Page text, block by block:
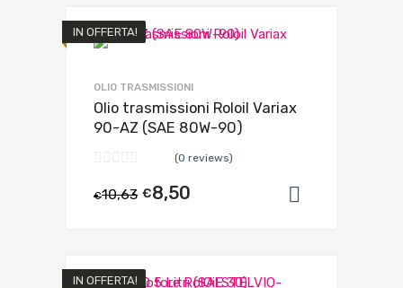
IN OFFERTA!
OLIO TRASMISSIONI
Olio trasmissioni Roloil Variax
90-AZ (SAE 80W-90)
(0 reviews)
€10,63 €8,50
IN OFFERTA!